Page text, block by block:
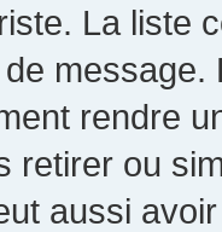
La liste
rendre
retirer ou
aussi